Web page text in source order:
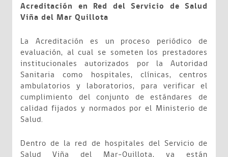
Acreditación en Red del Servicio de Salud
Viña del Mar Quillota
La Acreditación es un proceso periódico de
evaluación, al cual se someten los prestadores
institucionales autorizados por la Autoridad
Sanitaria como hospitales, clínicas, centros
ambulatorios y laboratorios, para verificar el
cumplimiento del conjunto de estándares de
calidad fijados y normados por el Ministerio de
Salud.
Dentro de la red de hospitales del Servicio de